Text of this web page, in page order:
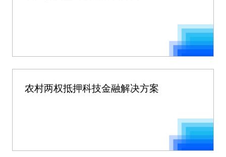
农村两权抵押科技金融解决方案